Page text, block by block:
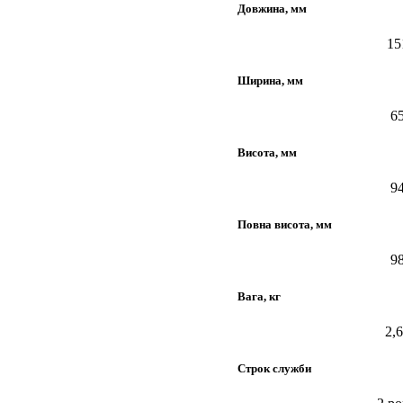
Довжина, мм
Ширина, мм
Висота, мм
Повна висота, мм
Вага, кг
Строк служби